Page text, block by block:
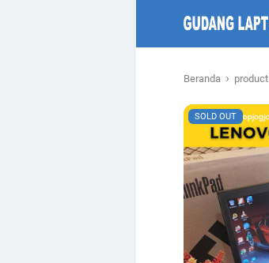
Beranda › product
SOLD OUT